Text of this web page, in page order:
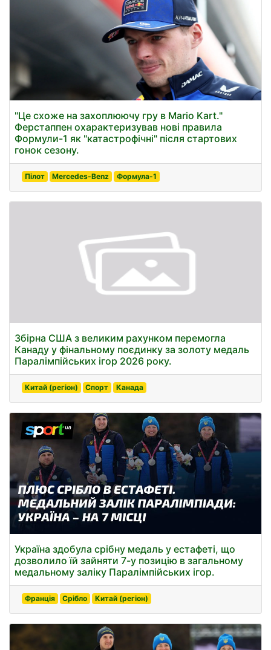
"Це схоже на захоплюючу гру в Mario Kart."
Ферстаппен охарактеризував нові правила
Формули-1 як "катастрофічні" після стартових
гонок сезону.
Пілот Mercedes-Benz Формула-1
Збірна США з великим рахунком перемогла
Канаду у фінальному поєдинку за золоту медаль
Паралімпійських ігор 2026 року.
Китай (регіон) Спорт Канада
Україна здобула срібну медаль у естафеті, що
дозволило їй зайняти 7-у позицію в загальному
медальному заліку Паралімпійських ігор.
Франція Срібло Китай (регіон)